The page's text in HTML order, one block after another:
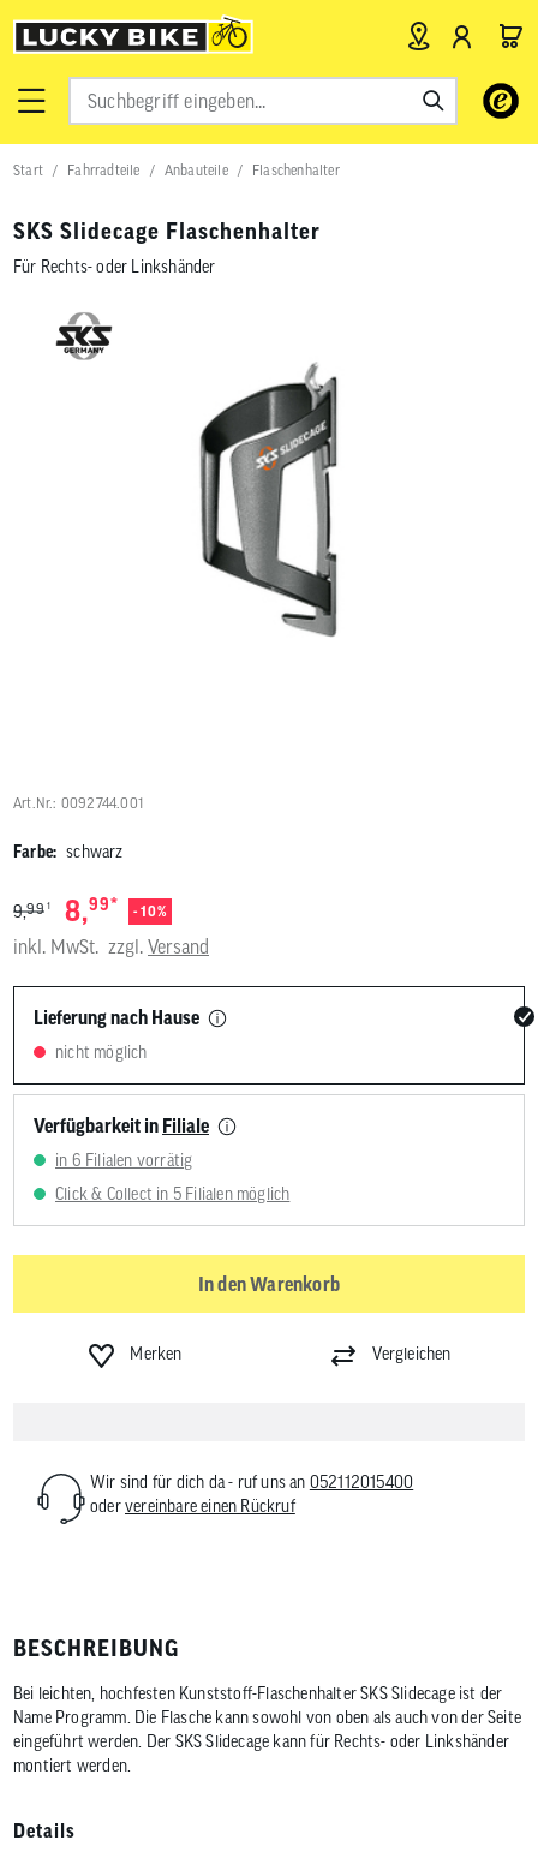
Verwende
Pfeile
nach
Start Fahrradteile Anbauteile Flaschenhalter
SKS Slidecage Flaschenhalter
Für Rechts- oder Linkshänder
Art.Nr.: 0092744.001
Farbe: schwarz
9,99 1 8,99* - 10%
inkl. MwSt. zzgl. Versand
Lieferung nach Hause
nicht möglich
Verfügbarkeit in Filiale
in 6 Filialen vorrätig
Click & Collect in 5 Filialen möglich
In den Warenkorb
Merken Vergleichen
Wir sind für dich da - ruf uns an 052112015400
odervereinbare einen Rückruf
BESCHREIBUNG
Bei leichten, hochfesten Kunststoff-Flaschenhalter SKS Slidecage ist der
Name Programm. Die Flasche kann sowohl von oben als auch von der Seite
eingeführt werden. Der SKS Slidecage kann für Rechts- oder Linkshänder
montiert werden.
Details